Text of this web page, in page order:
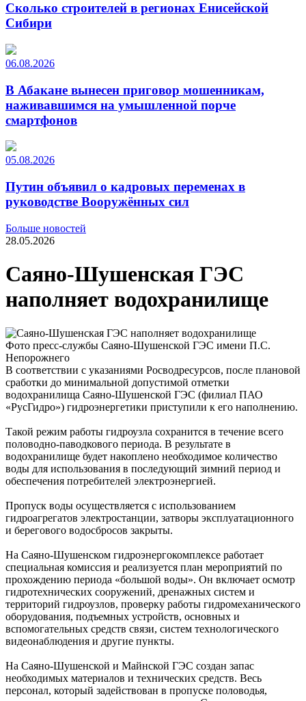
Сколько строителей в регионах Енисейской
Сибири
06.08.2026
В Абакане вынесен приговор мошенникам,
наживавшимся на умышленной порче
смартфонов
05.08.2026
Путин объявил о кадровых переменах в
руководстве Вооружённых сил
Больше новостей
28.05.2026
Саяно-Шушенская ГЭС
наполняет водохранилище
Фото пресс-службы Саяно-Шушенской ГЭС имени П.С.
Непорожнего
В соответствии с указаниями Росводресурсов, после плановой
сработки до минимальной допустимой отметки
водохранилища Саяно-Шушенской ГЭС (филиал ПАО
«РусГидро») гидроэнергетики приступили к его наполнению.
Такой режим работы гидроузла сохранится в течение всего
половодно-паводкового периода. В результате в
водохранилище будет накоплено необходимое количество
воды для использования в последующий зимний период и
обеспечения потребителей электроэнергией.
Пропуск воды осуществляется с использованием
гидроагрегатов электростанции, затворы эксплуатационного
и берегового водосбросов закрыты.
На Саяно-Шушенском гидроэнергокомплексе работает
специальная комиссия и реализуется план мероприятий по
прохождению периода «большой воды». Он включает осмотр
гидротехнических сооружений, дренажных систем и
территорий гидроузлов, проверку работы гидромеханического
оборудования, подъемных устройств, основных и
вспомогательных средств связи, систем технологического
видеонаблюдения и другие пункты.
На Саяно-Шушенской и Майнской ГЭС создан запас
необходимых материалов и технических средств. Весь
персонал, который задействован в пропуске половодья,